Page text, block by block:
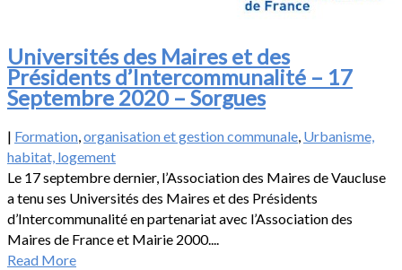
Universités des Maires et des
Présidents d’Intercommunalité – 17
Septembre 2020 – Sorgues
| Formation,organisation et gestion communale, Urbanisme,
habitat, logement
Le 17 septembre dernier, l’Association des Maires de Vaucluse
a tenu ses Universités des Maires et des Présidents
d’Intercommunalité en partenariat avec l’Association des
Maires de France et Mairie 2000....
Read More